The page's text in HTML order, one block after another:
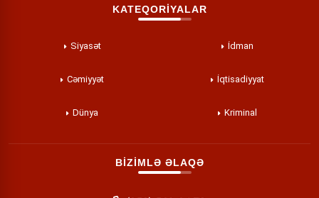
KATEQORİYALAR
Siyasət İdman
Cəmiyyət İqtisadiyyat
Dünya Kriminal
BİZİMLƏ ƏLAQƏ